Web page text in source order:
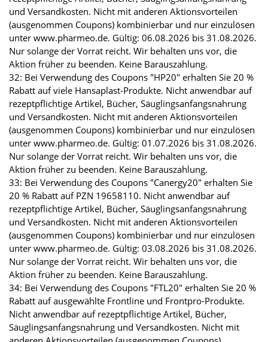
und Versandkosten. Nicht mit anderen Aktionsvorteilen
(ausgenommen Coupons) kombinierbar und nur einzulösen
unter www.pharmeo.de. Gültig: 06.08.2026 bis 31.08.2026.
Nur solange der Vorrat reicht. Wir behalten uns vor, die
Aktion früher zu beenden. Keine Barauszahlung.
32: Bei Verwendung des Coupons "HP20" erhalten Sie 20 %
Rabatt auf viele Hansaplast-Produkte. Nicht anwendbar auf
rezeptpflichtige Artikel, Bücher, Säuglingsanfangsnahrung
und Versandkosten. Nicht mit anderen Aktionsvorteilen
(ausgenommen Coupons) kombinierbar und nur einzulösen
unter www.pharmeo.de. Gültig: 01.07.2026 bis 31.08.2026.
Nur solange der Vorrat reicht. Wir behalten uns vor, die
Aktion früher zu beenden. Keine Barauszahlung.
33: Bei Verwendung des Coupons "Canergy20" erhalten Sie
20 % Rabatt auf PZN 19658110. Nicht anwendbar auf
rezeptpflichtige Artikel, Bücher, Säuglingsanfangsnahrung
und Versandkosten. Nicht mit anderen Aktionsvorteilen
(ausgenommen Coupons) kombinierbar und nur einzulösen
unter www.pharmeo.de. Gültig: 03.08.2026 bis 31.08.2026.
Nur solange der Vorrat reicht. Wir behalten uns vor, die
Aktion früher zu beenden. Keine Barauszahlung.
34: Bei Verwendung des Coupons "FTL20" erhalten Sie 20 %
Rabatt auf ausgewählte Frontline und Frontpro-Produkte.
Nicht anwendbar auf rezeptpflichtige Artikel, Bücher,
Säuglingsanfangsnahrung und Versandkosten. Nicht mit